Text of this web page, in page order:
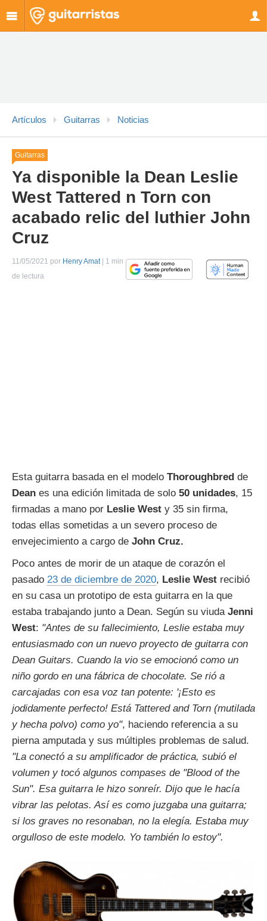
Artículos Guitarras Noticias
Guitarras
Ya disponible la Dean Leslie
West Tattered n Torn con
acabado relic del luthier John
Cruz
11/05/2021 por Henry Amat| 1 min
de lectura
Esta guitarra basada en el modelo Thoroughbred de
Dean es una edición limitada de solo 50 unidades, 15
firmadas a mano por Leslie West y 35 sin firma,
todas ellas sometidas a un severo proceso de
envejecimiento a cargo de John Cruz.
Poco antes de morir de un ataque de corazón el
pasado 23 de diciembre de 2020, Leslie West recibió
en su casa un prototipo de esta guitarra en la que
estaba trabajando junto a Dean. Según su viuda Jenni
West: "Antes de su fallecimiento, Leslie estaba muy
entusiasmado con un nuevo proyecto de guitarra con
Dean Guitars. Cuando la vio se emocionó como un
niño gordo en una fábrica de chocolate. Se rió a
carcajadas con esa voz tan potente: '¡Esto es
jodidamente perfecto! Está Tattered and Torn (mutilada
y hecha polvo) como yo", haciendo referencia a su
pierna amputada y sus múltiples problemas de salud.
"La conectó a su amplificador de práctica, subió el
volumen y tocó algunos compases de "Blood of the
Sun". Esa guitarra le hizo sonreír. Dijo que le hacía
vibrar las pelotas. Así es como juzgaba una guitarra;
si los graves no resonaban, no la elegía. Estaba muy
orgulloso de este modelo. Yo también lo estoy".